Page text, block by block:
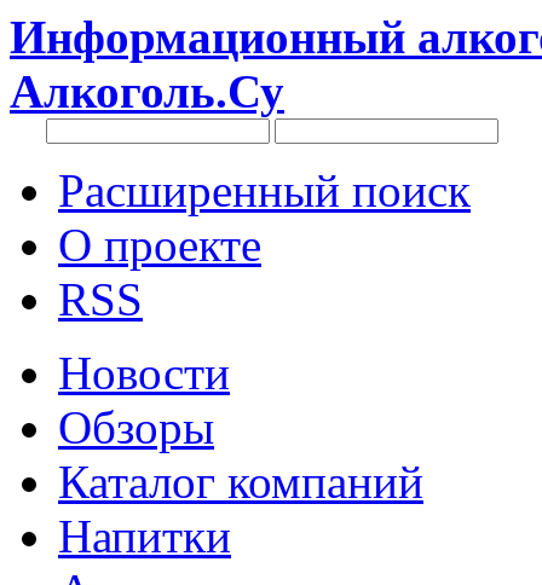
Информационный
Алкоголь.Су
Расширенный поиск
О проекте
RSS
Новости
Обзоры
Каталог компаний
Напитки